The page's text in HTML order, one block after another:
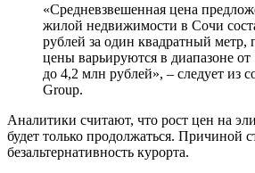
«Средневзвешенная цена
жилой недвижимости в Сочи
рублей за один квадратный метр,
цены варьируются в диапазоне
до 4,2 млн рублей», – следует из
Group.
Аналитики считают, что рост цен на
будет только продолжаться. Причиной
безальтернативность курорта.